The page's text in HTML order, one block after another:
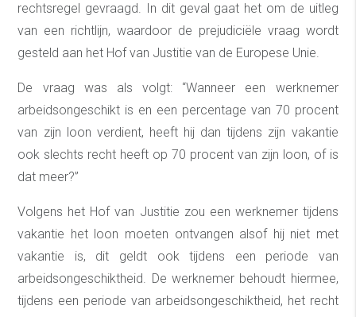
rechtsregel gevraagd. In dit geval gaat het om de uitleg
van een richtlijn, waardoor de prejudiciële vraag wordt
gesteld aan het Hof van Justitie van de Europese Unie.
De vraag was als volgt: “Wanneer een werknemer
arbeidsongeschikt is en een percentage van 70 procent
van zijn loon verdient, heeft hij dan tijdens zijn vakantie
ook slechts recht heeft op 70 procent van zijn loon, of is
dat meer?”
Volgens het Hof van Justitie zou een werknemer tijdens
vakantie het loon moeten ontvangen alsof hij niet met
vakantie is, dit geldt ook tijdens een periode van
arbeidsongeschiktheid. De werknemer behoudt hiermee,
tijdens een periode van arbeidsongeschiktheid, het recht